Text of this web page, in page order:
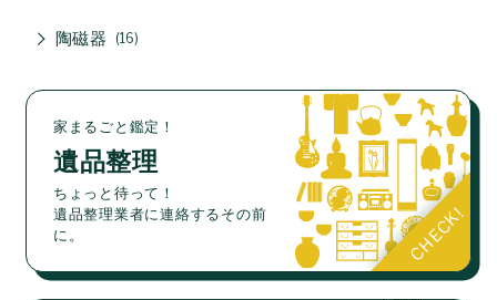
陶磁器 16
家まるごと鑑定！
遺品整理
ちょっと待って！
遺品整理業者に連絡するその前
に。